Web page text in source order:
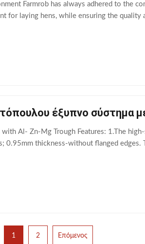
Farmrob has always adhered to the
for laying hens, while ensuring the quality
έξυπνο σύστημα
Al- Zn-Mg Trough Features: 1.The
thickness-without flanged edges.
1 2 Επόμενος